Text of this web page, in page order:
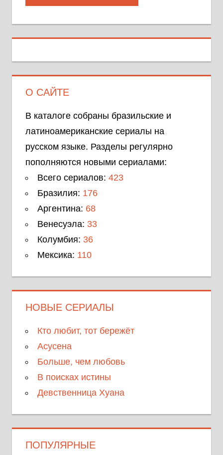
О САЙТЕ
В каталоге собраны бразильские и
латиноамериканские сериалы на
русском языке. Разделы регулярно
пополняются новыми сериалами:
Всего сериалов: 423
Бразилия: 176
Аргентина: 68
Венесуэла: 33
Колумбия: 36
Мексика: 110
НОВЫЕ СЕРИАЛЫ
Кто любит, тот бережёт
Асусена
Больше, чем любовь
В поисках истины
Девственница Хуана
ПОПУЛЯРНЫЕ